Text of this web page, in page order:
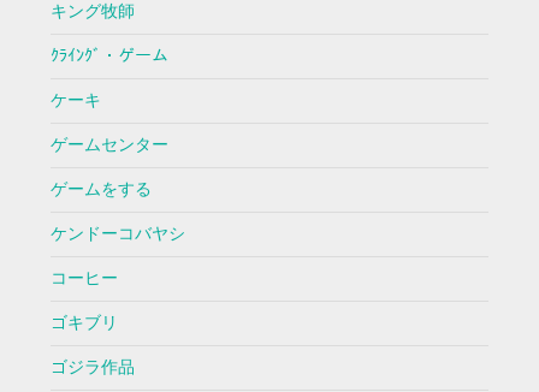
キング牧師
ｸﾗｲﾝｸﾞ・ゲーム
ケーキ
ゲームセンター
ゲームをする
ケンドーコバヤシ
コーヒー
ゴキブリ
ゴジラ作品